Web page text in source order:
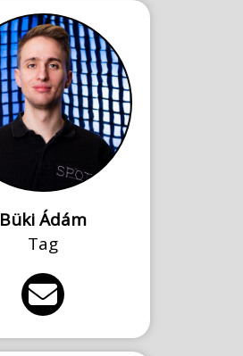
Büki Ádám
Tag